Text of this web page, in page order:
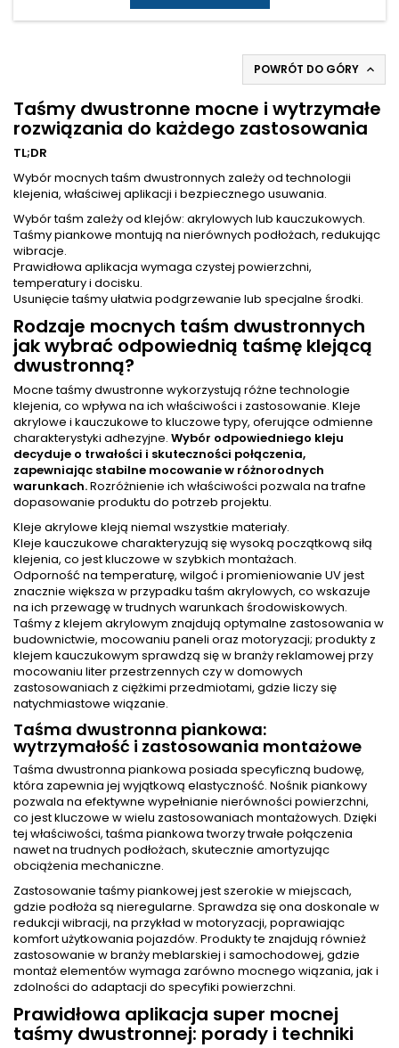
POWRÓT DO GÓRY 
Taśmy dwustronne mocne i wytrzymałe
rozwiązania do każdego zastosowania
TL;DR
Wybór mocnych taśm dwustronnych zależy od technologii
klejenia, właściwej aplikacji i bezpiecznego usuwania.
Wybórtaśm zależy od klejów: akrylowych lub kauczukowych.
Taśmy piankowe montują na nierównych podłożach, redukując
wibracje.
Prawidłowa aplikacja wymaga czystej powierzchni,
temperatury i docisku.
Usunięcie taśmy ułatwia podgrzewanie lub specjalne środki.
Rodzaje mocnych taśm dwustronnych
jak wybrać odpowiednią taśmę klejącą
dwustronną?
Mocne taśmy dwustronne wykorzystują różne technologie
klejenia, co wpływa na ich właściwości i zastosowanie. Kleje
akrylowe i kauczukowe to kluczowe typy, oferujące odmienne
charakterystyki adhezyjne. Wybór odpowiedniego kleju
decyduje o trwałości i skuteczności połączenia,
zapewniając stabilne mocowanie w różnorodnych
warunkach.Rozróżnienie ich właściwości pozwala na trafne
dopasowanie produktu do potrzeb projektu.
Kleje akrylowe kleją niemal wszystkie materiały.
Kleje kauczukowe charakteryzują się wysoką początkową siłą
klejenia, co jest kluczowe w szybkich montażach.
Odporność na temperaturę, wilgoć i promieniowanie UV jest
znacznie większa w przypadku taśm akrylowych, co wskazuje
na ich przewagę w trudnych warunkach środowiskowych.
Taśmy z klejem akrylowym znajdują optymalne zastosowania w
budownictwie, mocowaniu paneli oraz motoryzacji; produkty z
klejem kauczukowym sprawdzą się w branży reklamowej przy
mocowaniu liter przestrzennych czy w domowych
zastosowaniach z ciężkimi przedmiotami, gdzie liczy się
natychmiastowe wiązanie.
Taśma dwustronna piankowa:
wytrzymałość i zastosowania montażowe
Taśma dwustronna piankowa posiada specyficzną budowę,
która zapewnia jej wyjątkową elastyczność. Nośnik piankowy
pozwala na efektywne wypełnianie nierówności powierzchni,
co jest kluczowe w wielu zastosowaniach montażowych. Dzięki
tej właściwości, taśma piankowa tworzy trwałe połączenia
nawet na trudnych podłożach, skutecznie amortyzując
obciążenia mechaniczne.
Zastosowanie taśmy piankowej jest szerokie w miejscach,
gdzie podłoża są nieregularne. Sprawdza się ona doskonale w
redukcji wibracji, na przykład w motoryzacji, poprawiając
komfort użytkowania pojazdów. Produkty te znajdują również
zastosowanie w branży meblarskiej i samochodowej, gdzie
montaż elementów wymaga zarówno mocnego wiązania, jak i
zdolności do adaptacji do specyfiki powierzchni.
Prawidłowa aplikacja super mocnej
taśmy dwustronnej: porady i techniki